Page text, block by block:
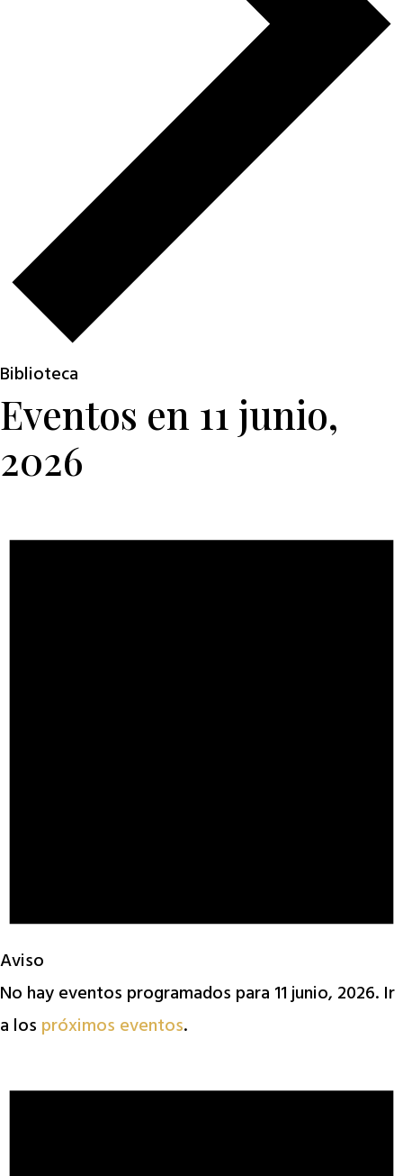
Biblioteca
Eventos en 11 junio,
2026
Aviso
No hay eventos programados para 11 junio, 2026. Ir
a los próximos eventos.